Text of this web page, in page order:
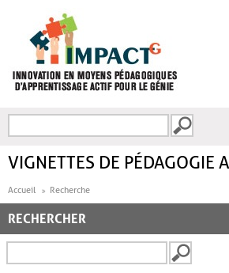
FORMULAIRE DE
VIGNETTES DE PÉDAGOGIE
Accueil Recherche
RECHERCHER